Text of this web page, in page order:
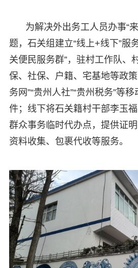
为解决外出务工人员办事“
题，石关组建立“线上+线下”服
关便民服务群”，驻村工作队、
保、社保、户籍、宅基地等政
务网”“贵州人社”“贵州税务”等
件；线下将石关籍村干部李玉
群众事务临时代办点，提供证明
资料收集、包裹代收等服务。